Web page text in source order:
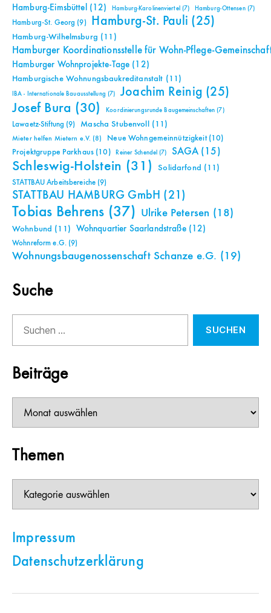
Hamburg-Eimsbüttel (12) Hamburg-Karolinenviertel (7) Hamburg-Ottensen(7)
Hamburg-St. Georg (9) Hamburg-St. Pauli (25)
Hamburg-Wilhelmsburg (11)
Hamburger Koordinationsstelle für Wohn-Pflege-
Hamburger Wohnprojekte-Tage (12)
Hamburgische Wohnungsbaukreditanstalt (11)
IBA - Internationale Bauausstellung (7) Joachim Reinig (25)
Josef Bura (30) Koordinierungsrunde Baugemeinschaften (7)
Lawaetz-Stiftung (9) Mascha Stubenvoll (11)
Mieter helfen Mietern e.V. (8) Neue Wohngemeinnützigkeit(10)
Projektgruppe Parkhaus (10) Reiner Schendel (7) SAGA(15)
Schleswig-Holstein (31) Solidarfond (11)
STATTBAU Arbeitsbereiche (9)
STATTBAU HAMBURG GmbH (21)
Tobias Behrens (37) Ulrike Petersen (18)
Wohnbund (11) Wohnquartier Saarlandstraße(12)
Wohnreform e.G.(9)
Wohnungsbaugenossenschaft Schanze e.G. (19)
Suche
nach:
Beiträge
Themen
Impressum
Datenschutzerklärung